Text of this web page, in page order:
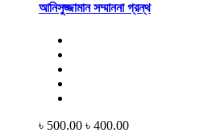
আনিসুজ্জামান সম্মাননা গ্রন্থ
৳ 500.00 ৳ 400.00